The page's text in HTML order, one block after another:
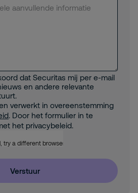
dat Securitas mij per e-mail
en andere relevante
verwerkt in overeenstemming
. Door het formulier in te
het privacybeleid.
try a different browser
Verstuur